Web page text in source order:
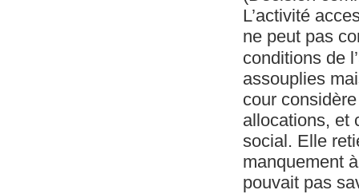
L’activité
ne peut pas
conditions de
assouplies
cour
allocations, et
social. Elle
manquement
pouvait pas